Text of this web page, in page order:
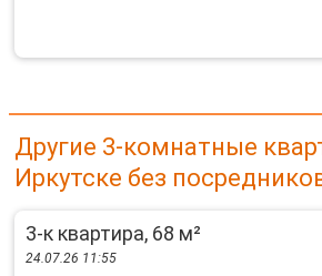
Другие 3-комнатные
Иркутске без
3-к квартира, 68 м²
24.07.26 11:55